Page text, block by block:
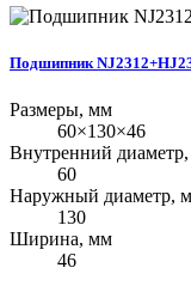
Подшипник
Размеры, мм
60×130×46
Внутренний
60
Наружный диаметр,
130
Ширина, мм
46